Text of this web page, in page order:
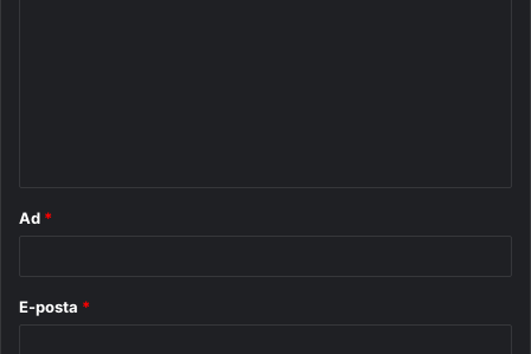
Ad *
E-posta *